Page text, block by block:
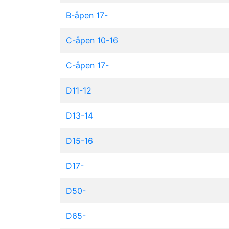
B-åpen 17-
C-åpen 10-16
C-åpen 17-
D11-12
D13-14
D15-16
D17-
D50-
D65-